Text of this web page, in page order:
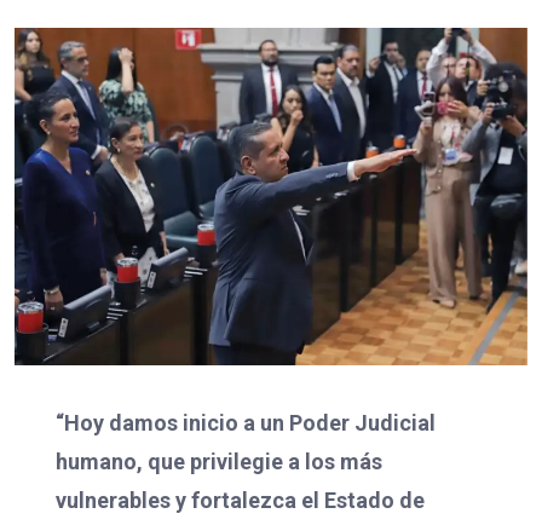
“Hoy damos inicio a un Poder Judicial
humano, que privilegie a los más
vulnerables y fortalezca el Estado de